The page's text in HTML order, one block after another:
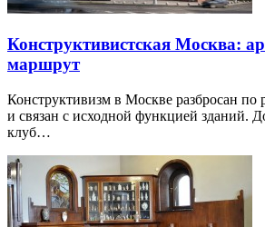
Конструктивистская Москва:
маршрут
Конструктивизм в Москве разбросан по
и связан с исходной функцией зданий.
клуб…